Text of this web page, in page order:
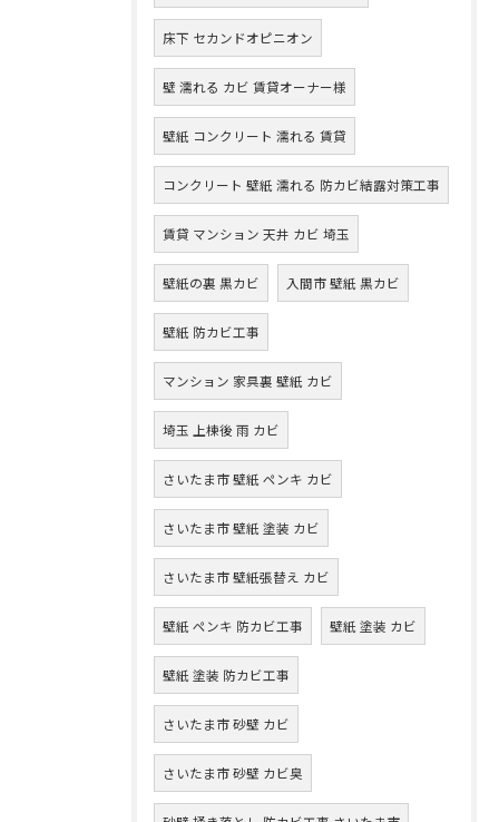
床下 セカンドオピニオン
壁 濡れる カビ 賃貸オーナー様
壁紙 コンクリート 濡れる 賃貸
コンクリート 壁紙 濡れる 防カビ結露対策工事
賃貸 マンション 天井 カビ 埼玉
壁紙の裏 黒カビ 入間市 壁紙 黒カビ
壁紙 防カビ工事
マンション 家具裏 壁紙 カビ
埼玉 上棟後 雨 カビ
さいたま市 壁紙 ペンキ カビ
さいたま市 壁紙 塗装 カビ
さいたま市 壁紙張替え カビ
壁紙 ペンキ 防カビ工事 壁紙 塗装 カビ
壁紙 塗装 防カビ工事
さいたま市 砂壁 カビ
さいたま市 砂壁 カビ臭